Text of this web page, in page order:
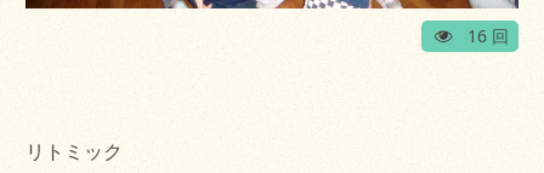
16 回
リトミック